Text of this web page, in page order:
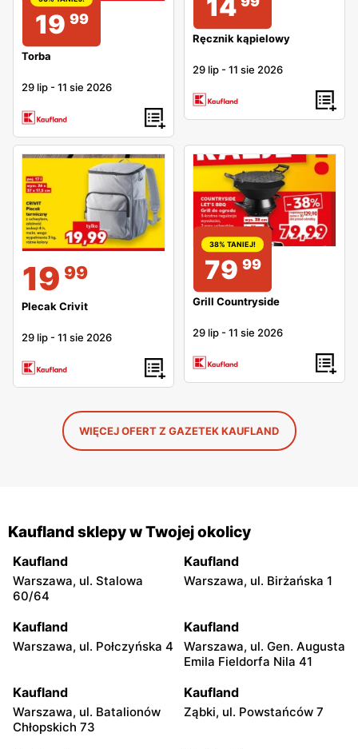
19 99
Torba
29 lip -11 sie 2026
14
Ręcznik kąpielowy
29 lip -11 sie 2026
19 99
Plecak Crivit
29 lip -11 sie 2026
38% TANIEJ!
79 99
Grill Countryside
29 lip -11 sie 2026
WIĘCEJ OFERT Z GAZETEK KAUFLAND
Kaufland sklepy w Twojej okolicy
Kaufland
Warszawa, ul. Stalowa
60/64
Kaufland
Warszawa, ul. Birżańska 1
Kaufland
Warszawa, ul. Połczyńska 4
Kaufland
Warszawa, ul. Gen. Augusta
Emila Fieldorfa Nila 41
Kaufland
Warszawa, ul. Batalionów
Chłopskich 73
Kaufland
Ząbki, ul. Powstańców 7